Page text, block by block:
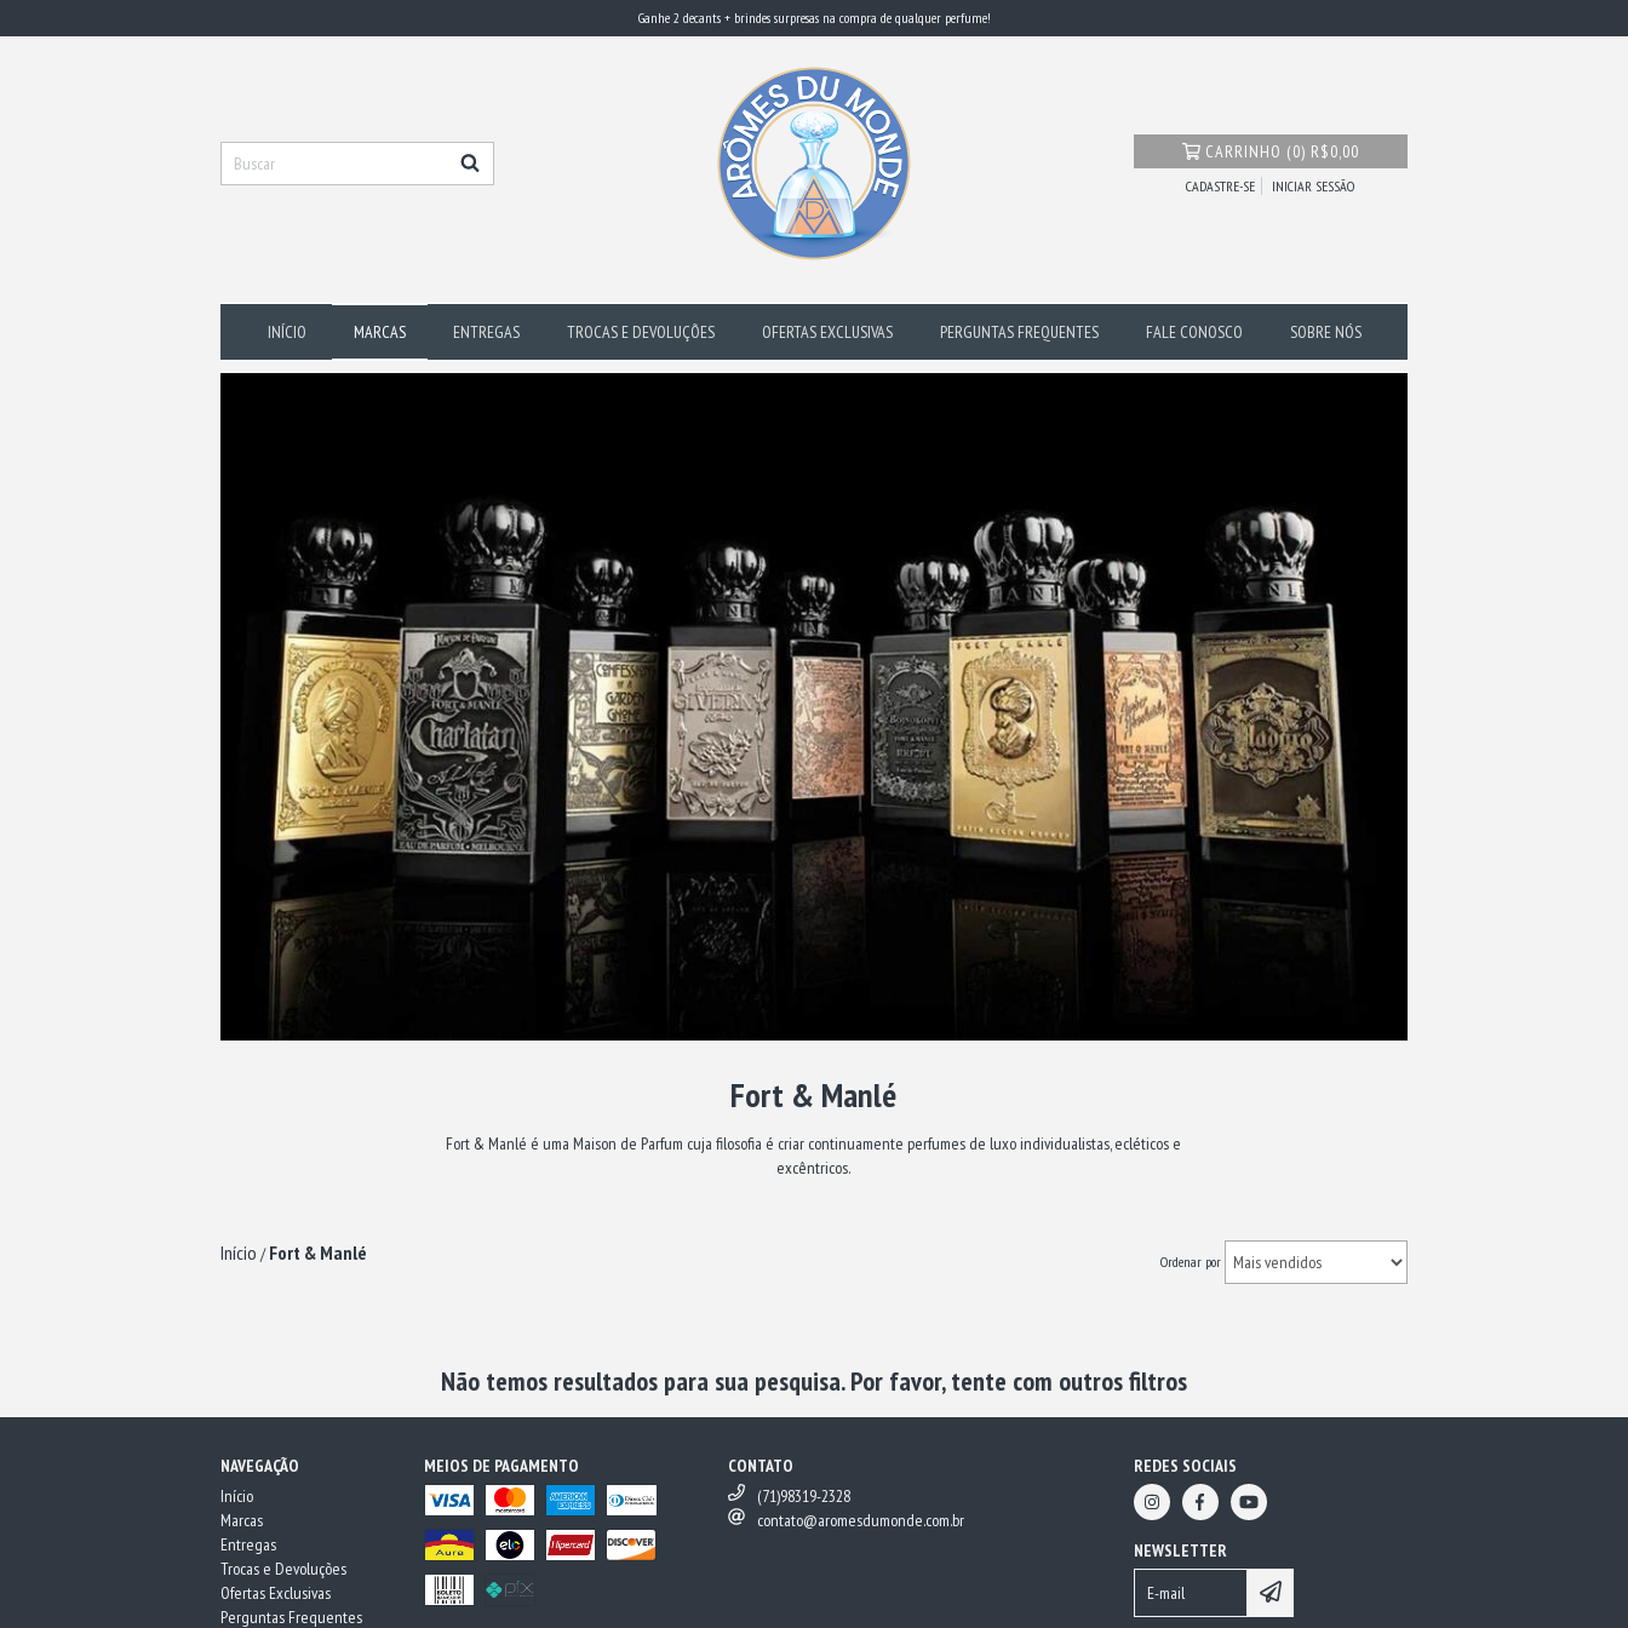
Ganhe 2 decants + brindes surpresas na compra de qualquer perfume!
CARRINHO (0) R$0,00
CADASTRE-SE INICIAR SESSÃO
INÍCIO MARCAS ENTREGAS TROCAS E DEVOLUÇÕES OFERTAS EXCLUSIVAS PERGUNTAS FREQUENTES FALE CONOSCO SOBRE NÓS
Fort & Manlé
Fort & Manlé é uma Maison de Parfum cuja filosofia é criar continuamente perfumes de luxo individualistas, ecléticos e
excêntricos.
Início / Fort & Manlé Ordenar por
Não temos resultados para sua pesquisa. Por favor, tente com outros filtros
NAVEGAÇÃO
Início
Marcas
Entregas
Trocas e Devoluções
Ofertas Exclusivas
Perguntas Frequentes
MEIOS DE PAGAMENTO
CONTATO
(71)98319-2328
contato@aromesdumonde.com.br
REDES SOCIAIS
NEWSLETTER